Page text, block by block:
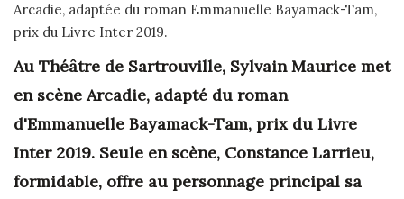
Arcadie, adaptée du roman Emmanuelle Bayamack-Tam,
prix du Livre Inter 2019.
Au Théâtre de Sartrouville, Sylvain Maurice met
en scène Arcadie, adapté du roman
d'Emmanuelle Bayamack-Tam, prix du Livre
Inter 2019. Seule en scène, Constance Larrieu,
formidable, offre au personnage principal sa